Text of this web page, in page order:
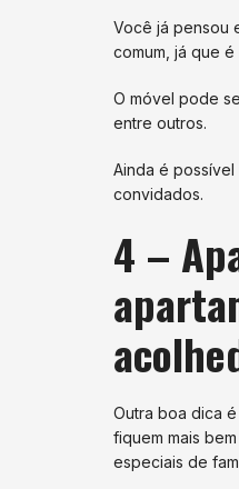
Você já pensou
comum, já que é
O móvel pode
entre outros.
Ainda é
convidados.
4 –
Outra boa dica
fiquem mais
especiais de